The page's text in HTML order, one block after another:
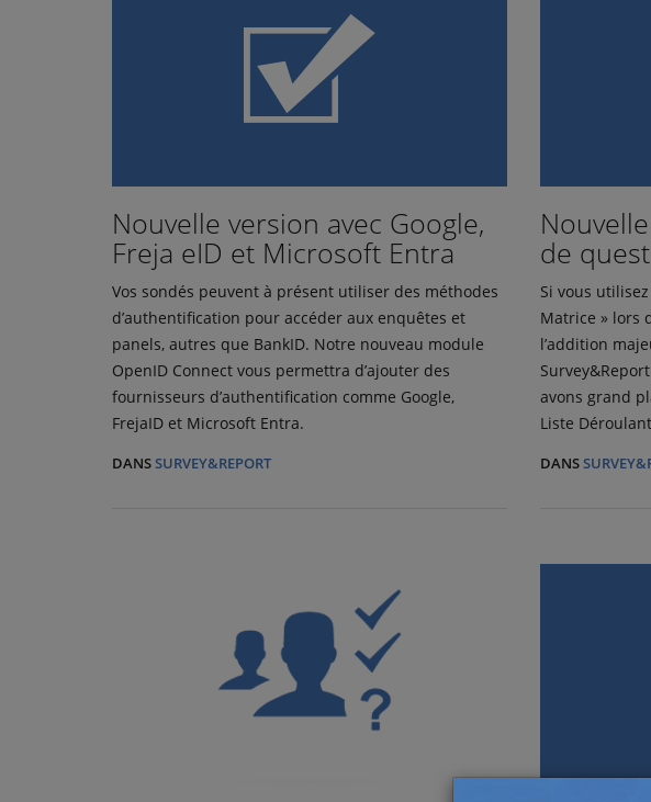
Nouvelle version avec Google,
Freja eID et Microsoft Entra
Vos sondés peuvent à présent utiliser des méthodes
d’authentification pour accéder aux enquêtes et
panels, autres que BankID. Notre nouveau module
OpenID Connect vous permettra d’ajouter des
fournisseurs d’authentification comme Google,
FrejaID et Microsoft Entra.
DANSSURVEY&REPORT
de
Si vous
Matrice » lors
l’addition
avons grand
Liste
DANS